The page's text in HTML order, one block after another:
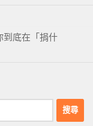
到底在「捐什